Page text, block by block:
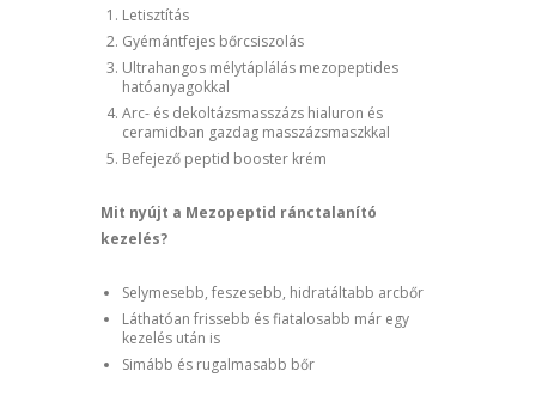
Letisztítás
Gyémántfejes bőrcsiszolás
Ultrahangos mélytáplálás mezopeptides
hatóanyagokkal
Arc- és dekoltázsmasszázs hialuron és
ceramidban gazdag masszázsmaszkkal
Befejező peptid booster krém
Mit nyújt a Mezopeptid ránctalanító
kezelés?
Selymesebb, feszesebb, hidratáltabb arcbőr
Láthatóan frissebb és fiatalosabb már egy
kezelés után is
Simább és rugalmasabb bőr